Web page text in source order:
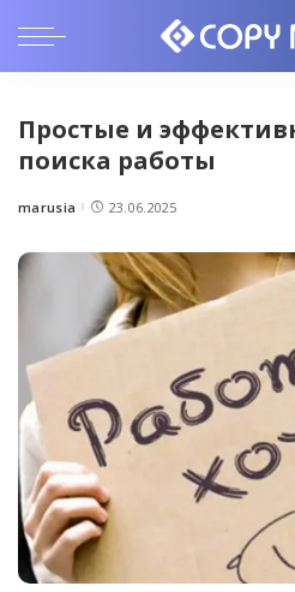
Простые и
поиска работы
Posted
marusia 23.06.2025